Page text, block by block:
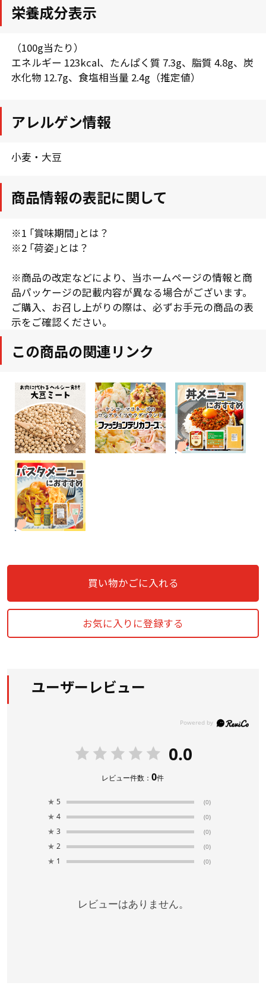
栄養成分表示
（100g当たり）
エネルギー 123kcal、たんぱく質 7.3g、脂質 4.8g、炭
水化物 12.7g、食塩相当量 2.4g（推定値）
アレルゲン情報
小麦・大豆
商品情報の表記に関して
※1 ｢賞味期間｣とは？
※2 ｢荷姿｣とは？
※商品の改定などにより、当ホームページの情報と商
品パッケージの記載内容が異なる場合がございます。
ご購入、お召し上がりの際は、必ずお手元の商品の表
示をご確認ください。
この商品の関連リンク
買い物かごに入れる
お気に入りに登録する
ユーザーレビュー
0.0
レビュー件数：0件
★ 5 (0)
★ 4 (0)
★ 3 (0)
★ 2 (0)
★ 1 (0)
レビューはありません。